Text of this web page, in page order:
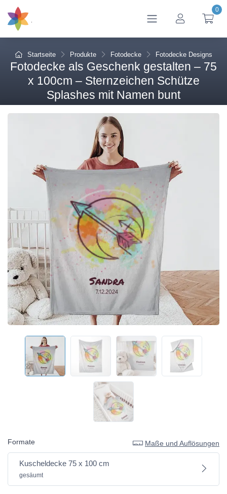
0
Startseite Produkte Fotodecke Fotodecke Designs
Fotodecke als Geschenk gestalten – 75
x 100cm – Sternzeichen Schütze
Splashes mit Namen bunt
Formate Maße und Auflösungen
Kuscheldecke 75 x 100 cm
gesäumt